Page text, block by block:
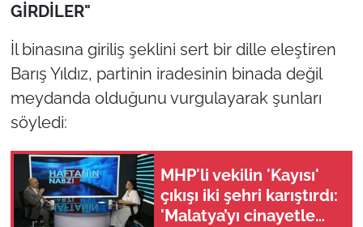
GİRDİLER"
İl binasına giriliş şeklini sert bir dille eleştiren
Barış Yıldız, partinin iradesinin binada değil
meydanda olduğunu vurgulayarak şunları
söyledi:
MHP'li vekilin 'Kayısı'
çıkışı iki şehri karıştırdı:
'Malatya’yı cinayetle